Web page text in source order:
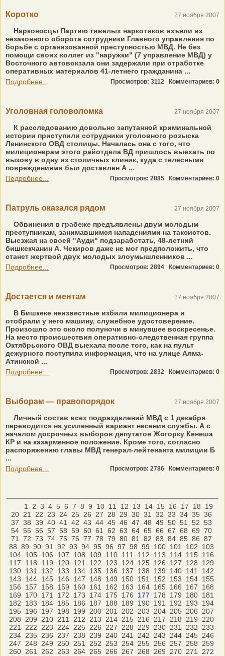
Коротко 27 ноября 2007
Нарконосцы Партию тяжелых наркотиков изъяли из
незаконного оборота сотрудники Главного управления по
борьбе с организованной преступностью МВД. Не без
помощи своих коллег из "наружки" (7 управление МВД) у
Восточного автовокзала они задержали при отработке
оперативных материалов 41-летнего гражданина ...
Подробнее...
Просмотров: 3112 Комментариев: 0
Уголовная головоломка 27 ноября 2007
К расследованию довольно запутанной криминальной
истории приступили сотрудники уголовного розыска
Ленинского ОВД столицы. Началась она с того, что
милиционерам этого райотдела ВД пришлось выехать по
вызову в одну из столичных клиник, куда с телесными
повреждениями был доставлен А ...
Подробнее...
Просмотров: 2885 Комментариев: 0
Патруль оказался рядом 27 ноября 2007
Обвинения в грабеже предъявлены двум молодым
преступникам, занимавшимся нападениями на таксистов.
Выезжая на своей "Ауди" подзаработать, 48-летний
бишкекчанин А. Чекиров даже не мог предположить, что
станет жертвой двух молодых злоумышленников ...
Подробнее...
Просмотров: 2894 Комментариев: 0
Достается и ментам 27 ноября 2007
В Бишкеке неизвестные избили милиционера и
отобрали у него машину, служебное удостоверение.
Произошло это около полуночи в минувшее воскресенье.
На место происшествия оперативно-следственная группа
Октябрьского ОВД выехала после того, как на пульт
дежурного поступила информация, что на улице Алма-
Атинской ...
Подробнее...
Просмотров: 2832 Комментариев: 0
Выборам — правопорядок 27 ноября 2007
Личный состав всех подразделений МВД с 1 декабря
переводится на усиленный вариант несения службы. А с
началом досрочных выборов депутатов Жогорку Кенеша
КР и на казарменное положение. Кроме того, согласно
распоряжению главы МВД генерал-лейтенанта милиции Б
...
Подробнее...
Просмотров: 2786 Комментариев: 0
1 2 3 4 5 6 7 8 9 10 11 12 13 14 15 16 17 18
19
20 21 22 23 24 25 26 27 28 29 30 31 32 33 34 35 36
37 38 39 40 41 42 43 44 45 46 47 48 49 50 51 52 53
54 55 56 57 58 59 60 61 62 63 64 65 66 67 68 69 70
71
72 73 74 75 76 77 78 79 80 81 82 83 84 85 86 87
88 89 90 91 92 93 94 95 96 97 98 99 100 101 102
103
104 105 106 107 108 109 110 111 112 113 114 115
116
117
118 119 120 121 122 123 124 125 126 127 128
129
130 131 132 133 134 135 136 137 138 139 140 141
142
143
144 145 146 147 148 149 150 151 152 153 154 155
156
157 158 159 160 161 162 163 164 165 166 167
168
169
170 171 172 173 174 175 176 177 178 179 180 181
182
183 184 185 186 187 188 189 190 191 192 193
194
195
196 197 198 199 200 201 202 203 204 205 206
207
208
209 210 211 212 213 214 215 216 217 218 219
220
221
222 223 224 225 226 227 228 229 230 231 232
233
234 235 236 237 238 239 240 241 242 243 244 245
246
247
248 249 250 251 252 253 254 255 256 257 258
259
260 261 262 263 264 265 266 267 268 269 270 271
272